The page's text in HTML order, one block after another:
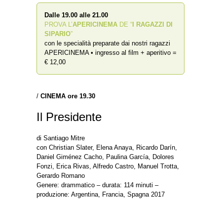
Dalle 19.00 alle 21.00
PROVA L’APERICINEMA DE “ I RAGAZZI DI
SIPARIO”
con le specialità preparate dai nostri ragazzi
APERICINEMA • ingresso al film + aperitivo =
€ 12,00
/ CINEMA ore 19.30
Il Presidente
di Santiago Mitre
con Christian Slater, Elena Anaya, Ricardo Darín,
Daniel Giménez Cacho, Paulina García, Dolores
Fonzi, Erica Rivas, Alfredo Castro, Manuel Trotta,
Gerardo Romano
Genere: drammatico – durata: 114 minuti –
produzione: Argentina, Francia, Spagna 2017